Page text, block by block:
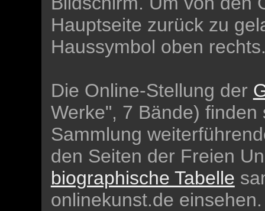
Hauptseite zurück zu
Haussymbol oben
Die Online-Stellung der
Werke", 7 Bände)
Sammlung
den Seiten der Freien
biographische Tabelle
onlinekunst.de einsehen.